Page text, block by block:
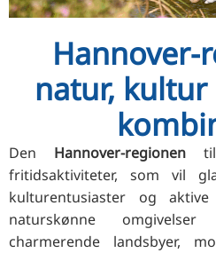
Hannover-
natur,
Den Hannover-regionen
fritidsaktiviteter, som vil
kulturentusiaster og
naturskønne
charmerende landsbyer,